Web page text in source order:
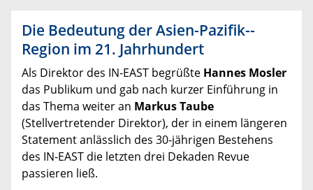
Die Bedeutung der Asien-Pazifik-­
Region im 21. Jahrhundert
Als Direktor des IN-EAST begrüßte Hannes Mosler
das Publikum und gab nach kurzer Einführung in
das Thema weiter an Markus Taube
(Stellvertretender Direktor), der in einem längeren
Statement anlässlich des 30-jährigen Bestehens
des IN-EAST die letzten drei Dekaden Revue
passieren ließ.